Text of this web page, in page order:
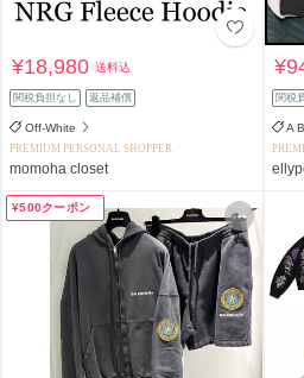
¥18,980送料込
関税負担なし 返品補償
Off-White
PREMIUM PERSONAL SHOPPER
momoha closet
関税
A
¥500クーポン